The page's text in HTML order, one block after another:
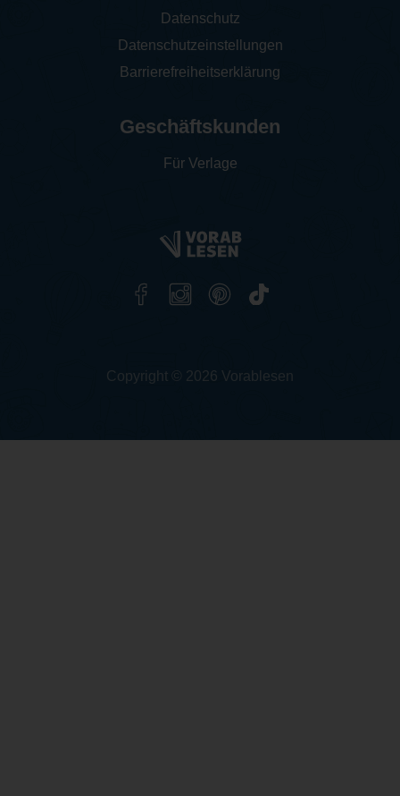
Datenschutz
Datenschutzeinstellungen
Barrierefreiheitserklärung
Geschäftskunden
Für Verlage
Copyright © 2026 Vorablesen